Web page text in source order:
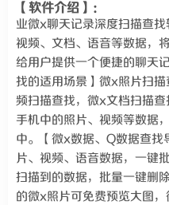
【软件介绍】：
业微x聊天记录深度扫描查找
视频、文档、语音等数据，
给用户提供一个便捷的聊天
找的适用场景】微x照片扫
频扫描查找，微x文档扫描
手机中的照片、视频等数据
中。【微x数据、Q数据查找
片、视频、语音数据，一键
扫描到的数据，批量一键删
的微x照片可免费预览大图